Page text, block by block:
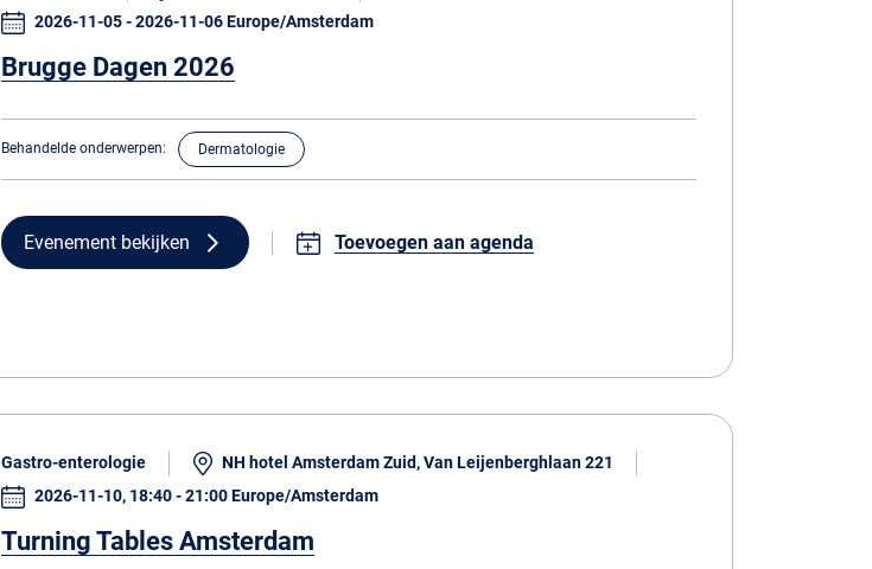
2026-11-05 - 2026-11-06 Europe/Amsterdam
Brugge Dagen 2026
Behandelde onderwerpen: Dermatologie
Evenement bekijken Toevoegen aan agenda
Gastro-enterologie
NH hotel Amsterdam Zuid, Van Leijenberghlaan 221
2026-11-10, 18:40 - 21:00 Europe/Amsterdam
Turning Tables Amsterdam